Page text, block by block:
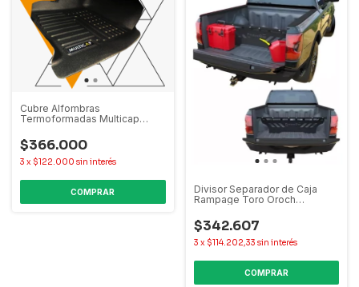
Cubre Alfombras
Termoformadas Multicap
$366.000
3 x $122.000 sin interés
COMPRAR
Divisor Separador de Caja
Rampage Toro Oroch
$342.607
3 x $114.202,33 sin interés